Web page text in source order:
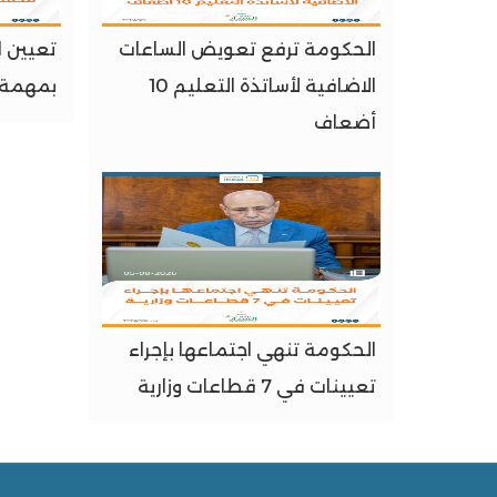
الحكومة ترفع تعويض الساعات
الاضافية لأساتذة التعليم 10
أضعاف
تعيين
بمهمة
الحكومة تنهي اجتماعها بإجراء
تعيينات في 7 قطاعات وزارية